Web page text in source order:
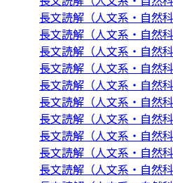
長文読解（人文系・自然
長文読解（人文系・自然
長文読解（人文系・自然
長文読解（人文系・自然
長文読解（人文系・自然
長文読解（人文系・自然
長文読解（人文系・自然
長文読解（人文系・自然
長文読解（人文系・自然
長文読解（人文系・自然